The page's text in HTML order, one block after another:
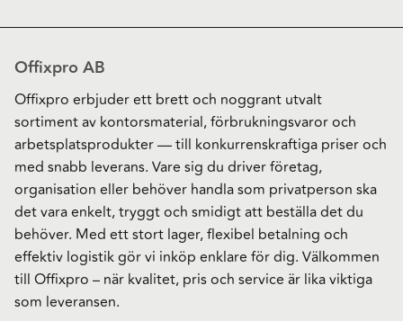
Offixpro AB
Offixpro erbjuder ett brett och noggrant utvalt
sortiment av kontorsmaterial, förbrukningsvaror och
arbetsplatsprodukter — till konkurrenskraftiga priser och
med snabb leverans. Vare sig du driver företag,
organisation eller behöver handla som privatperson ska
det vara enkelt, tryggt och smidigt att beställa det du
behöver. Med ett stort lager, flexibel betalning och
effektiv logistik gör vi inköp enklare för dig. Välkommen
till Offixpro – när kvalitet, pris och service är lika viktiga
som leveransen.